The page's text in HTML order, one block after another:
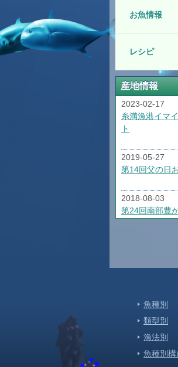
お魚情報
レシピ
産地情報
2023-02-17
糸満漁港イマ
ト
2019-05-27
第14回父の日
2018-08-03
第24回南部豊
2017-04-18
モズクの日（
魚種別
類型別
漁法別
魚種別構